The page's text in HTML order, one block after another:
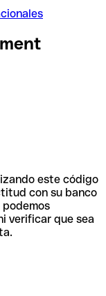
este código
con su banco
verificar que sea